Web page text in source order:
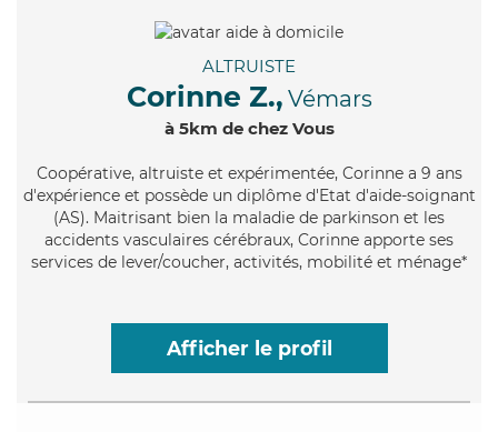
ALTRUISTE
Corinne Z., Vémars
à 5km de chez Vous
Coopérative, altruiste et expérimentée, Corinne a 9 ans
d'expérience et possède un diplôme d'Etat d'aide-soignant
(AS). Maitrisant bien la maladie de parkinson et les
accidents vasculaires cérébraux, Corinne apporte ses
services de lever/coucher, activités, mobilité et ménage*
Afficher le profil